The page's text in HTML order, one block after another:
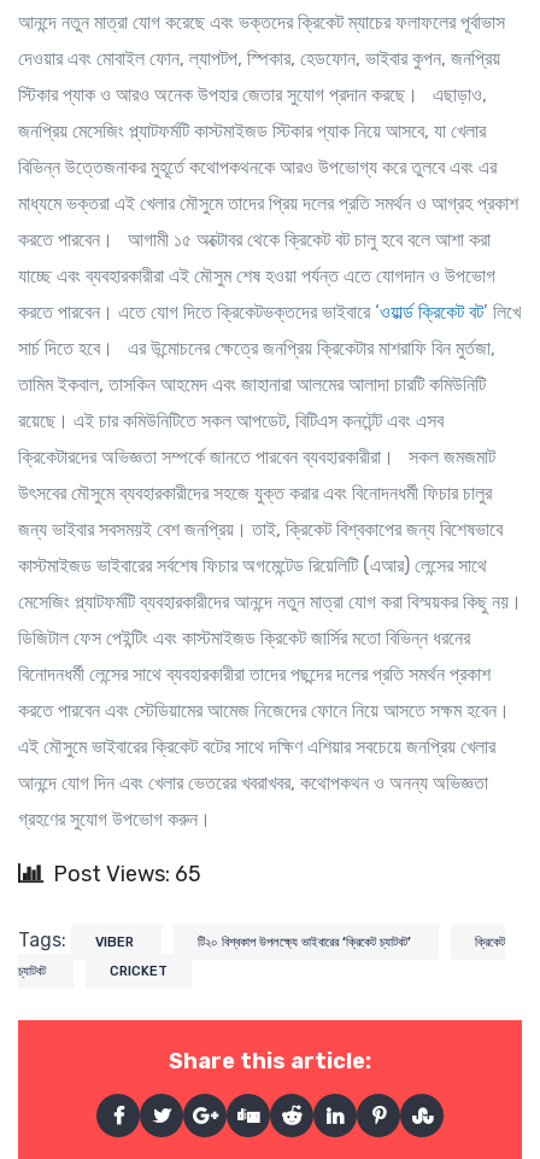
আনন্দে নতুন মাত্রা যোগ করেছে এবং ভক্তদের ক্রিকেট ম্যাচের ফলাফলের পূর্বাভাস
দেওয়ার এবং মোবাইল ফোন, ল্যাপটপ, স্পিকার, হেডফোন, ভাইবার কুপন, জনপ্রিয়
স্টিকার প্যাক ও আরও অনেক উপহার জেতার সুযোগ প্রদান করছে। এছাড়াও,
জনপ্রিয় মেসেজিং প্ল্যাটফর্মটি কাস্টমাইজড স্টিকার প্যাক নিয়ে আসবে, যা খেলার
বিভিন্ন উত্তেজনাকর মুহূর্তে কথোপকথনকে আরও উপভোগ্য করে তুলবে এবং এর
মাধ্যমে ভক্তরা এই খেলার মৌসুমে তাদের প্রিয় দলের প্রতি সমর্থন ও আগ্রহ প্রকাশ
করতে পারবেন। আগামী ১৫ অক্টোবর থেকে ক্রিকেট বট চালু হবে বলে আশা করা
যাচ্ছে এবং ব্যবহারকারীরা এই মৌসুম শেষ হওয়া পর্যন্ত এতে যোগদান ও উপভোগ
করতে পারবেন। এতে যোগ দিতে ক্রিকেটভক্তদের ভাইবারে ‘ওয়ার্ল্ড ক্রিকেট বট’ লিখে
সার্চ দিতে হবে। এর উন্মোচনের ক্ষেত্রে জনপ্রিয় ক্রিকেটার মাশরাফি বিন মুর্তজা,
তামিম ইকবাল, তাসকিন আহমেদ এবং জাহানারা আলমের আলাদা চারটি কমিউনিটি
রয়েছে। এই চার কমিউনিটিতে সকল আপডেট, বিটিএস কনটেন্ট এবং এসব
ক্রিকেটারদের অভিজ্ঞতা সম্পর্কে জানতে পারবেন ব্যবহারকারীরা। সকল জমজমাট
উৎসবের মৌসুমে ব্যবহারকারীদের সহজে যুক্ত করার এবং বিনোদনধর্মী ফিচার চালুর
জন্য ভাইবার সবসময়ই বেশ জনপ্রিয়। তাই, ক্রিকেট বিশ্বকাপের জন্য বিশেষভাবে
কাস্টমাইজড ভাইবারের সর্বশেষ ফিচার অগমেন্টেড রিয়েলিটি (এআর) লেন্সের সাথে
মেসেজিং প্ল্যাটফর্মটি ব্যবহারকারীদের আনন্দে নতুন মাত্রা যোগ করা বিস্ময়কর কিছু নয়।
ডিজিটাল ফেস পেইন্টিং এবং কাস্টমাইজড ক্রিকেট জার্সির মতো বিভিন্ন ধরনের
বিনোদনধর্মী লেন্সের সাথে ব্যবহারকারীরা তাদের পছন্দের দলের প্রতি সমর্থন প্রকাশ
করতে পারবেন এবং স্টেডিয়ামের আমেজ নিজেদের ফোনে নিয়ে আসতে সক্ষম হবেন।
এই মৌসুমে ভাইবারের ক্রিকেট বটের সাথে দক্ষিণ এশিয়ার সবচেয়ে জনপ্রিয় খেলার
আনন্দে যোগ দিন এবং খেলার ভেতরের খবরাখবর, কথোপকথন ও অনন্য অভিজ্ঞতা
গ্রহণের সুযোগ উপভোগ করুন।
Post Views: 65
Tags: VIBER টি২০ বিশ্বকাপ উপলক্ষ্যে ভাইবারের ‘ক্রিকেট চ্যাটবট’
ক্রিকেট
চ্যাটবট
CRICKET
Share this article: